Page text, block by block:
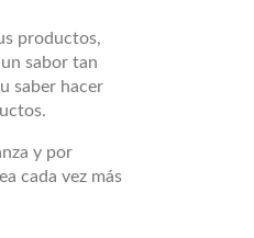
productos,
sabor tan
saber hacer
y por
cada vez más